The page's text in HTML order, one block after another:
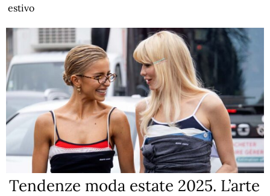
estivo
Tendenze moda estate 2025. L’arte